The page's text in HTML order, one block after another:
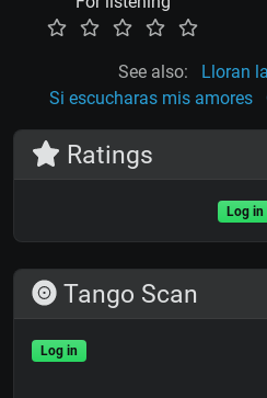
See also:
Lloran
Si escucharas mis amores
Ratings
Log in
Tango Scan
Log in